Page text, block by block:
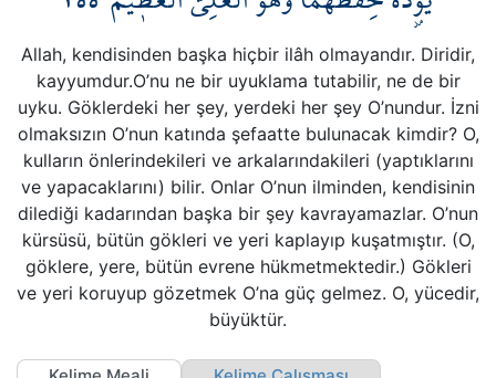
Kökler
Üyelik
Allah, kendisinden başka hiçbir ilâh olmayandır. Diridir,
kayyumdur.O’nu ne bir uyuklama tutabilir, ne de bir
uyku. Göklerdeki her şey, yerdeki her şey O’nundur. İzni
olmaksızın O’nun katında şefaatte bulunacak kimdir? O,
kulların önlerindekileri ve arkalarındakileri (yaptıklarını
ve yapacaklarını) bilir. Onlar O’nun ilminden, kendisinin
dilediği kadarından başka bir şey kavrayamazlar. O’nun
kürsüsü, bütün gökleri ve yeri kaplayıp kuşatmıştır. (O,
göklere, yere, bütün evrene hükmetmektedir.) Gökleri
ve yeri koruyup gözetmek O’na güç gelmez. O, yücedir,
büyüktür.